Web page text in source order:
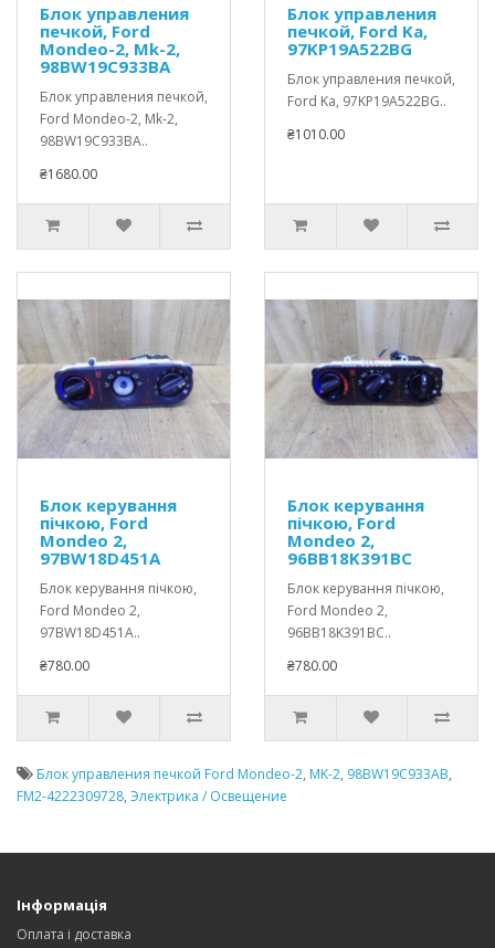
Блок управления
печкой, Ford
Mondeo-2, Mk-2,
98BW19C933BA
Блок управления печкой,
Ford Mondeo-2, Mk-2,
98BW19C933BA..
₴1680.00
Блок управления
печкой, Ford Ka,
97KP19A522BG
Блок управления печкой,
Ford Ka, 97KP19A522BG..
₴1010.00
Блок керування
пічкою, Ford
Mondeo 2,
97BW18D451A
Блок керування пічкою,
Ford Mondeo 2,
97BW18D451A..
₴780.00
Блок керування
пічкою, Ford
Mondeo 2,
96BB18K391BC
Блок керування пічкою,
Ford Mondeo 2,
96BB18K391BC..
₴780.00
Блок управления печкой Ford Mondeo-2, MK-2, 98BW19С933AB,
FM2-4222309728, Электрика / Освещение
Інформація
Оплата і доставка